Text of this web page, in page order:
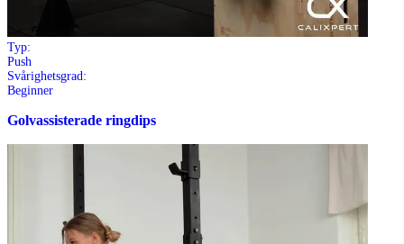
Typ:
Push
Svårighetsgrad:
Beginner
Golvassisterade ringdips